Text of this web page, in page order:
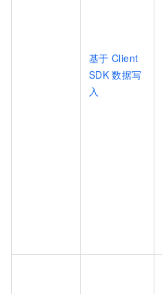
基于 Client
SDK 数据写
入